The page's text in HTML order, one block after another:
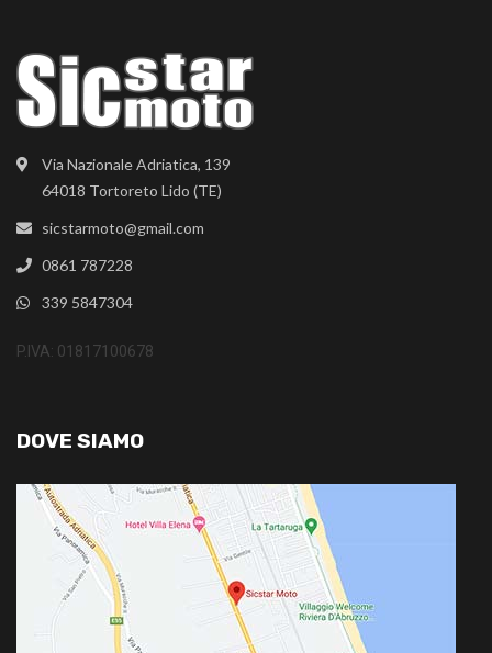
Via Nazionale Adriatica, 139
64018 Tortoreto Lido (TE)
sicstarmoto@gmail.com
0861 787228
339 5847304
P.IVA: 01817100678
DOVE SIAMO